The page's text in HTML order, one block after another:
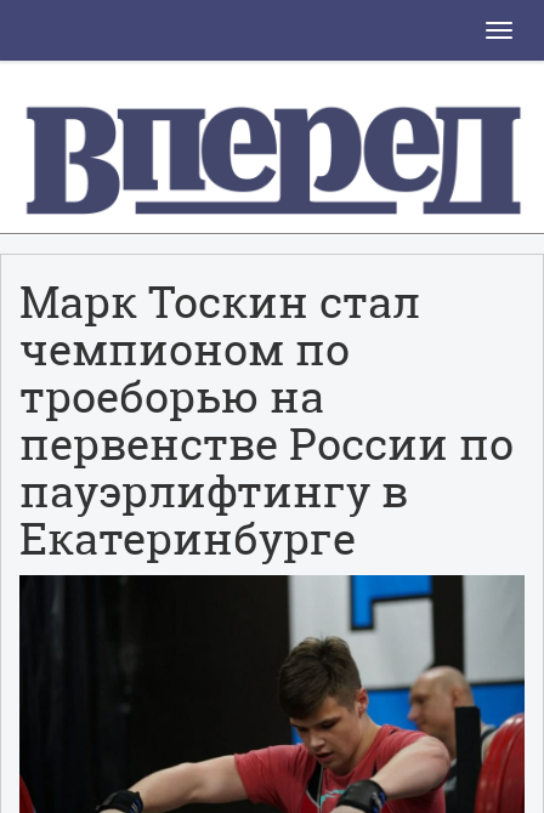
Toggle
Марк Тоскин стал
чемпионом по
троеборью на
первенстве России по
пауэрлифтингу в
Екатеринбурге